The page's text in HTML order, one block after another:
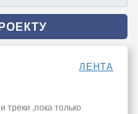
ЛЕНТА
,пока только